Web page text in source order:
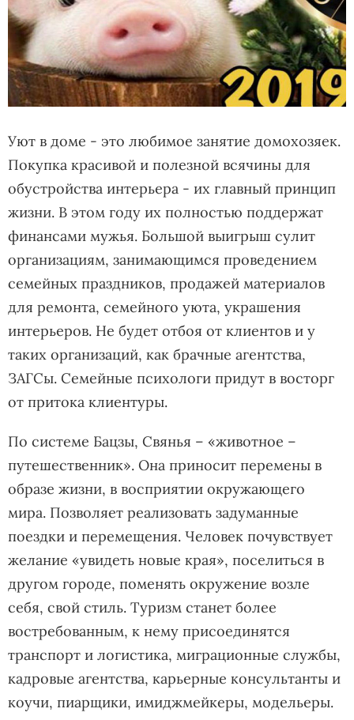
Уют в доме - это любимое занятие домохозяек.
Покупка красивой и полезной всячины для
обустройства интерьера - их главный принцип
жизни. В этом году их полностью поддержат
финансами мужья. Большой выигрыш сулит
организациям, занимающимся проведением
семейных праздников, продажей материалов
для ремонта, семейного уюта, украшения
интерьеров. Не будет отбоя от клиентов и у
таких организаций, как брачные агентства,
ЗАГСы. Семейные психологи придут в восторг
от притока клиентуры.
По системе Бацзы, Свянья – «животное –
путешественник». Она приносит перемены в
образе жизни, в восприятии окружающего
мира. Позволяет реализовать задуманные
поездки и перемещения. Человек почувствует
желание «увидеть новые края», поселиться в
другом городе, поменять окружение возле
себя, свой стиль. Туризм станет более
востребованным, к нему присоединятся
транспорт и логистика, миграционные службы,
кадровые агентства, карьерные консультанты и
коучи, пиарщики, имиджмейкеры, модельеры.